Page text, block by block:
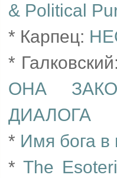
& Political
* Карпец:
*
ОНА
ДИАЛОГА
* Имя бога в
*The